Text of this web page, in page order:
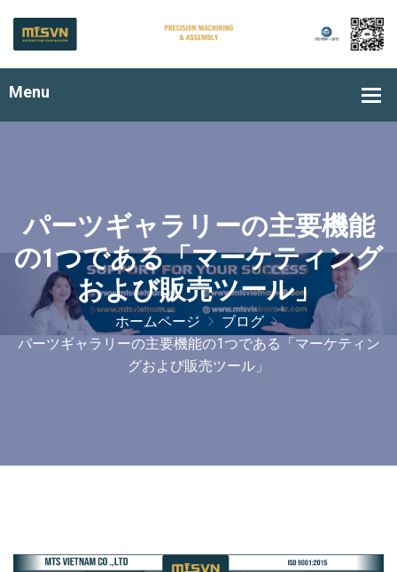
パーツギャラリーの主要機能
の1つである「マーケティング
および販売ツール」
ホームページ
ブログ
パーツギャラリーの主要機能の1つである「マーケティン
グおよび販売ツール」